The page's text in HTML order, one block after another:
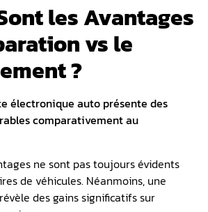
les Avantages
vs le
?
électronique auto présente des
comparativement au
ne sont pas toujours évidents
de véhicules. Néanmoins, une
des gains significatifs sur